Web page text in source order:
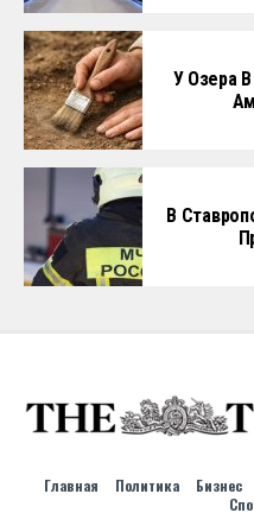
У Озера
В
Главная Политика Бизнес